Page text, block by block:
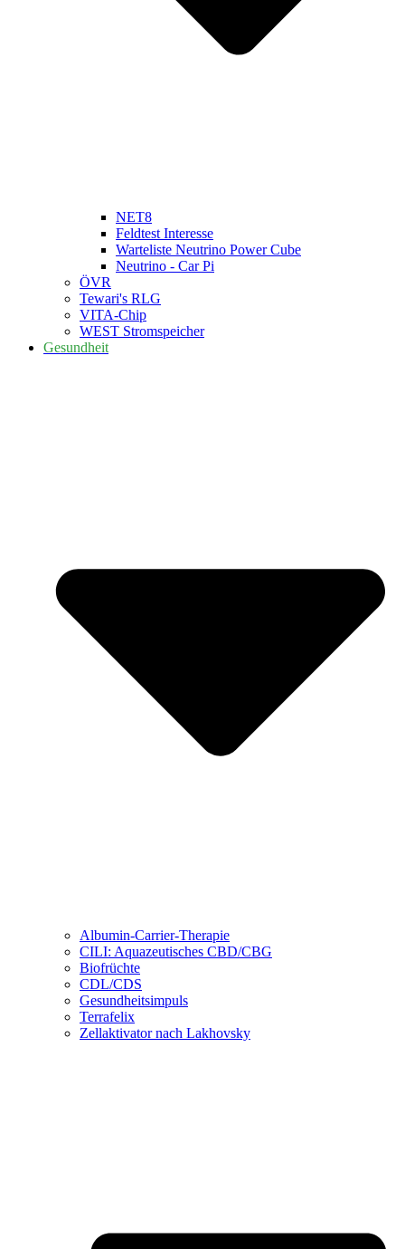
NET8
Feldtest Interesse
Warteliste Neutrino Power Cube
Neutrino - Car Pi
ÖVR
Tewari's RLG
VITA-Chip
WEST Stromspeicher
Gesundheit
Albumin-Carrier-Therapie
CILI: Aquazeutisches CBD/CBG
Biofrüchte
CDL/CDS
Gesundheitsimpuls
Terrafelix
Zellaktivator nach Lakhovsky